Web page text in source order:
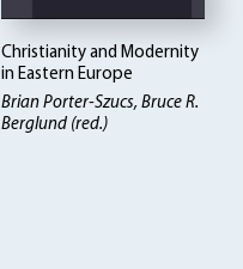
Christianity and Modernity
in Eastern Europe
Brian Porter-Szucs, Bruce R.
Berglund (red.)